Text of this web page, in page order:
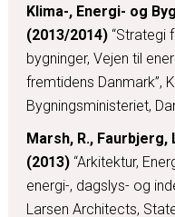
Klima-, Energi- og
(2013/2014)“Strategi
bygninger, Vejen til
fremtidens Danmark”,
Bygningsministeriet,
Marsh, R., Faurbjerg,
(2013)“Arkitektur,
energi-, dagslys- og
Larsen Architects,